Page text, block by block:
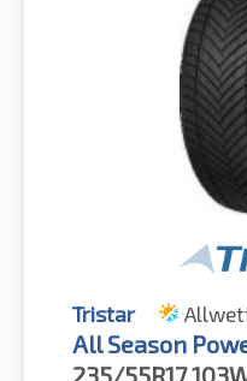
Tristar
All Season